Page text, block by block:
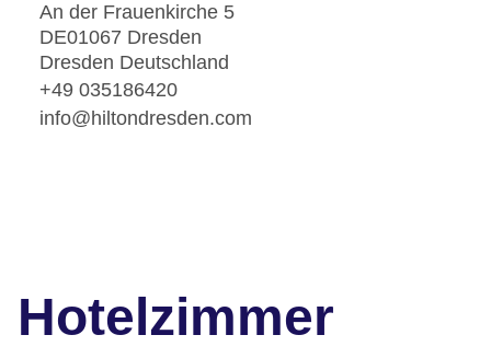
An der Frauenkirche 5
DE01067 Dresden
Dresden Deutschland
+49 035186420
info@hiltondresden.com
Hotelzimmer